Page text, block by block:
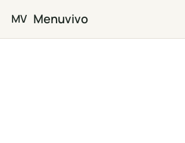
Zum Hauptinhalt springen
MV Menuvivo